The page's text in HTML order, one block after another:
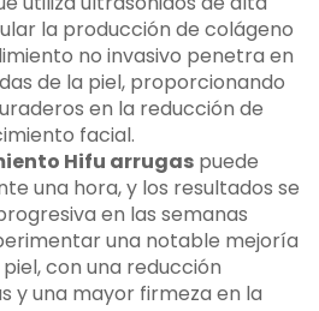
la producción de colágeno
no invasivo penetra en
de la piel, proporcionando
en la reducción de
facial.
Hifu arrugas puede
una hora, y los resultados se
en las semanas
una notable mejoría
con una reducción
y una mayor firmeza en la